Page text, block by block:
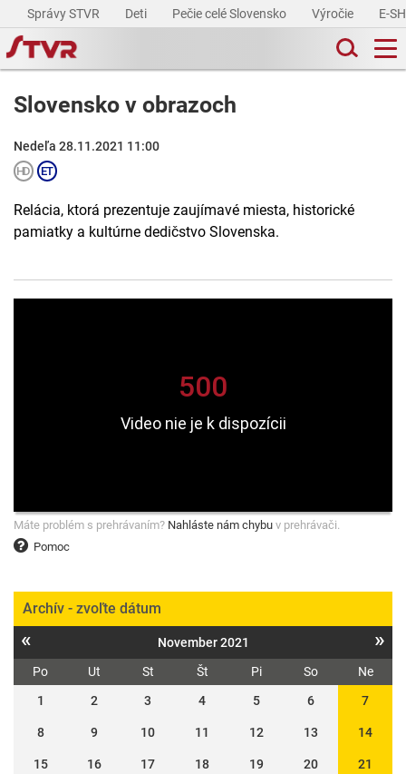
Správy STVR Deti Pečie celé Slovensko Výročie E-
Slovensko v obrazoch
Nedeľa 28.11.2021 11:00
Relácia, ktorá prezentuje zaujímavé miesta, historické
pamiatky a kultúrne dedičstvo Slovenska.
Pomoc
Máte problém s prehrávaním? Nahláste nám chybu v prehrávači.
Archív - zvoľte dátum
« November 2021 »
Po Ut St Št Pi So
Ne
1
2 3 4 5 6 7
8 9 10 11 12 13 14
15 16 17 18 19 20 21